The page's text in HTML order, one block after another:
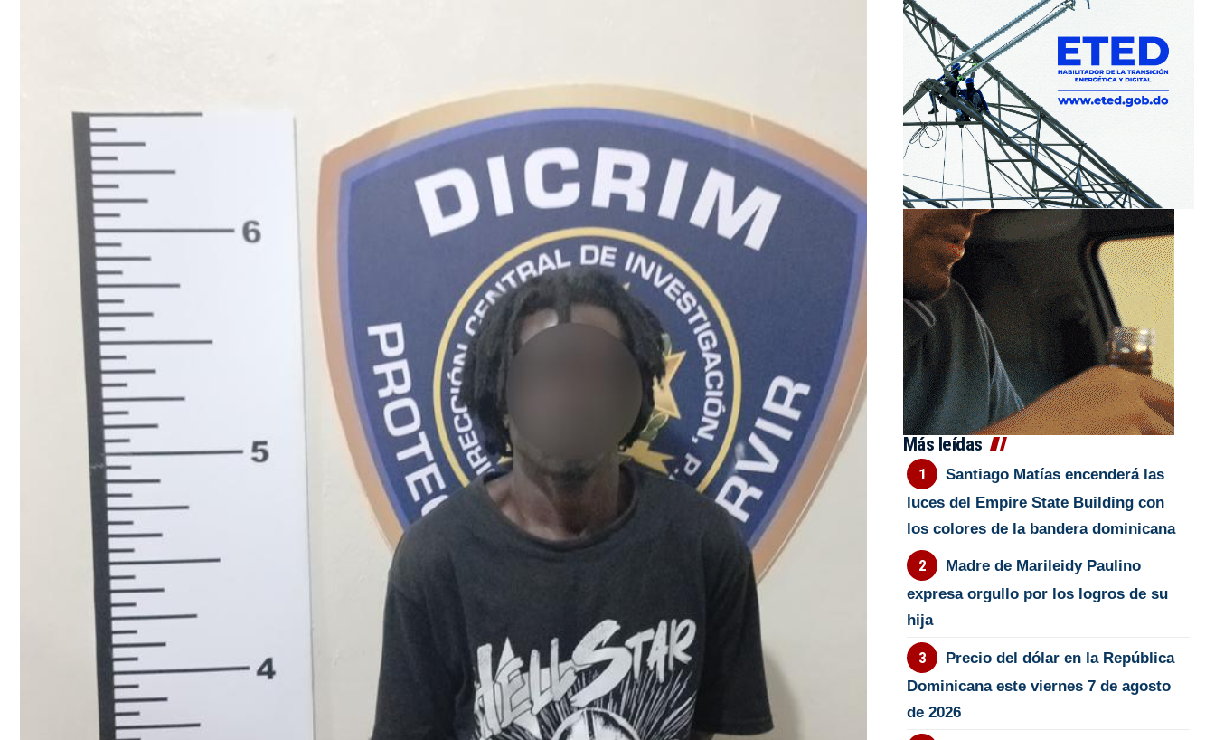
Más leídas
Santiago Matías encenderá las
luces del Empire State Building con
los colores de la bandera dominicana
Madre de Marileidy Paulino
expresa orgullo por los logros de su
hija
Precio del dólar en la República
Dominicana este viernes 7 de agosto
de 2026